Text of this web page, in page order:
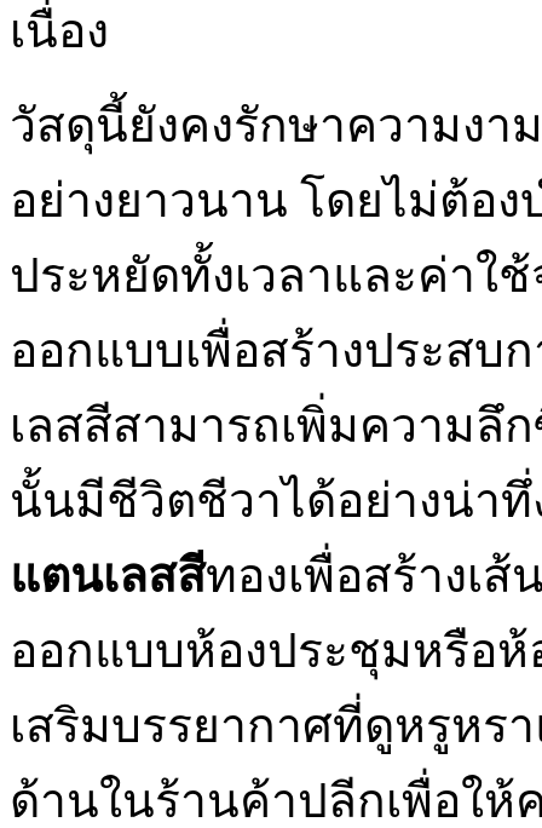
เนื่อง
วัสดุนี้ยังคงรักษาความงา
อย่างยาวนาน โดยไม่ต้อง
ประหยัดทั้งเวลาและค่าใ
ออกแบบเพื่อสร้างประสบ
เลสสีสามารถเพิ่มความลึ
นั้นมีชีวิตชีวาได้อย่างน่าทึ่
แตนเลสสีทองเพื่อสร้างเ
ออกแบบห้องประชุมหรือห้
เสริมบรรยากาศที่ดูหรูหร
ด้านในร้านค้าปลีกเพื่อใ